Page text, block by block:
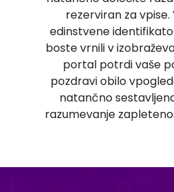
rezerviran za vpise.
edinstvene
boste vrnili v
portal potrdi vaše
pozdravi obilo
natančno
razumevanje